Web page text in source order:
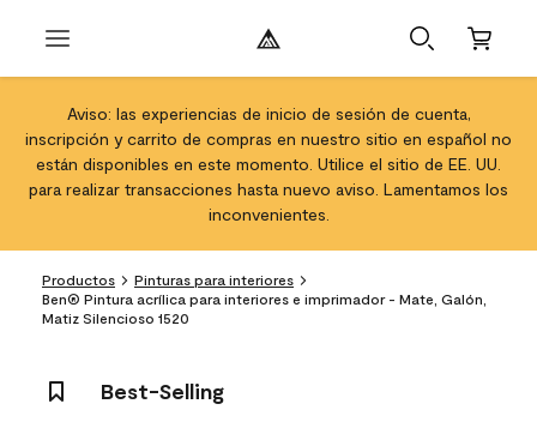
Aviso: las experiencias de inicio de sesión de cuenta,
inscripción y carrito de compras en nuestro sitio en español no
están disponibles en este momento. Utilice el sitio de EE. UU.
para realizar transacciones hasta nuevo aviso. Lamentamos los
inconvenientes.
Productos
Pinturas para interiores
Ben® Pintura acrílica para interiores e imprimador - Mate, Galón,
Matiz Silencioso 1520
Best-Selling